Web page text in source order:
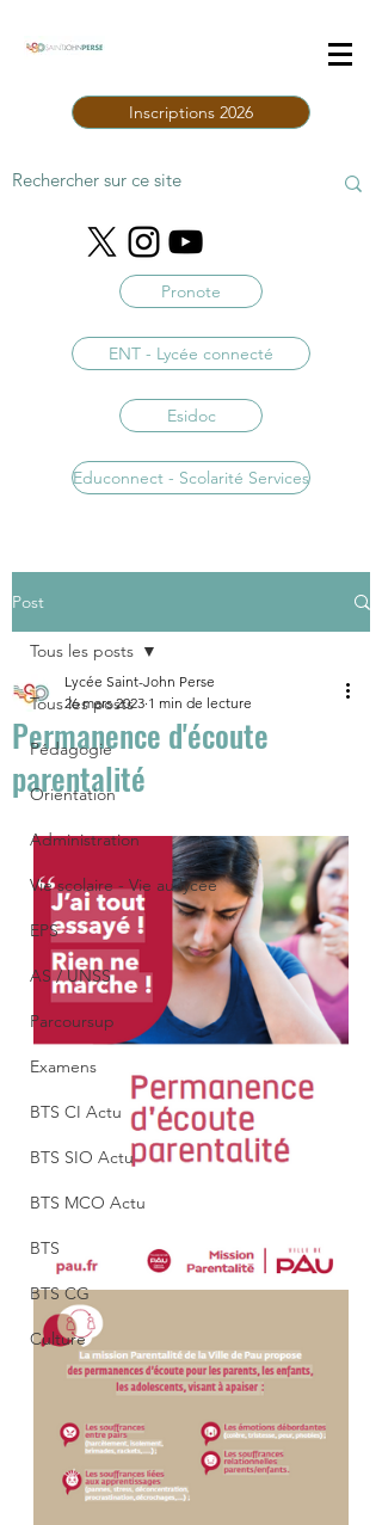
Inscriptions 2026
Pronote
ENT - Lycée connecté
Esidoc
Educonnect - Scolarité Services
Post
Tous les posts
Pédagogie
Orientation
Administration
Vie scolaire - Vie au lycée
EPS
AS / UNSS
Parcoursup
Examens
BTS CI Actu
BTS SIO Actu
BTS MCO Actu
BTS
BTS CG
Culture
Tous les posts
Permanence d'écoute
parentalité
Lycée Saint-John Perse
26 mars 2023 1 min de lecture